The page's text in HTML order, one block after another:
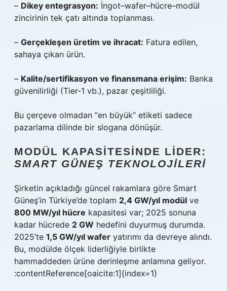
– Dikey entegrasyon: İngot–wafer–hücre–modül
zincirinin tek çatı altında toplanması.
– Gerçekleşen üretim ve ihracat: Fatura edilen,
sahaya çıkan ürün.
– Kalite/sertifikasyon ve finansmana erişim: Banka
güvenilirliği (Tier-1 vb.), pazar çeşitliliği.
Bu çerçeve olmadan “en büyük” etiketi sadece
pazarlama dilinde bir slogana dönüşür.
MODÜL KAPASITESINDE LIDER:
SMART GÜNEŞ TEKNOLOJILERI
Şirketin açıkladığı güncel rakamlara göre Smart
Güneş’in Türkiye’de toplam 2,4 GW/yıl modül ve
800 MW/yıl hücre kapasitesi var; 2025 sonuna
kadar hücrede 2 GW hedefini duyurmuş durumda.
2025’te 1,5 GW/yıl wafer yatırımı da devreye alındı.
Bu, modülde ölçek liderliğiyle birlikte
hammaddeden ürüne derinleşme anlamına geliyor.
:contentReference[oaicite:1]{index=1}